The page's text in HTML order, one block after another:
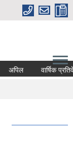
अपिल वार्षिक